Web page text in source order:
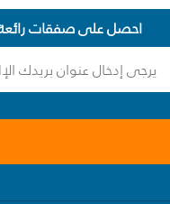
احصل على صفقات